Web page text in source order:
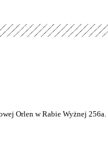
Orlen w Rabie Wyżnej